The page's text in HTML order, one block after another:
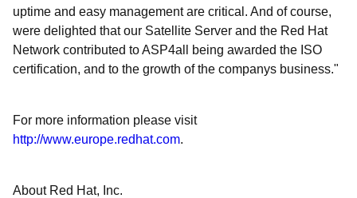
uptime and easy management are critical. And of course,
were delighted that our Satellite Server and the Red Hat
Network contributed to ASP4all being awarded the ISO
certification, and to the growth of the companys business."
For more information please visit
http://www.europe.redhat.com.
About Red Hat, Inc.